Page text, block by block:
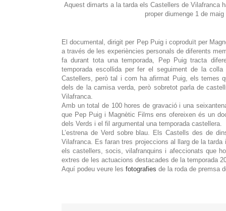
Aquest dimarts a la tarda els Castellers de Vilafranca
proper diumenge 1 de
El documental, dirigit per Pep Puig i coproduït per
a través de les experiències personals de diferents
fa durant tota una temporada, Pep Puig tracta
temporada escollida per fer el seguiment de la
Castellers, però tal i com ha afirmat Puig, els temes
dels de la camisa verda, però sobretot parla de
Vilafranca.
Amb un total de 100 hores de gravació i una
que Pep Puig i Magnètic Films ens ofereixen és un
dels Verds i el fil argumental una temporada castellera.
L’estrena de Verd sobre blau. Els Castells des de
Vilafranca. Es faran tres projeccions al llarg de la
els castellers, socis, vilafranquins i afeccionats que
extres de les actuacions destacades de la temporada
Aquí podeu veure les fotografies de la roda de premsa